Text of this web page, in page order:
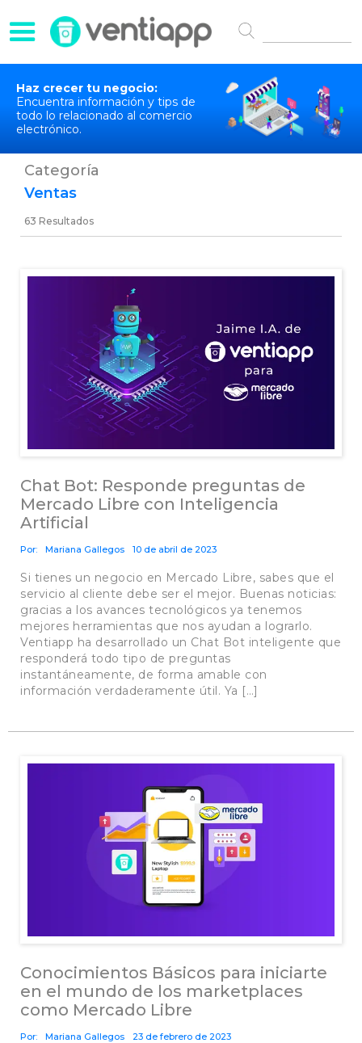
Haz crecer tu negocio:
Encuentra información y tips de
todo lo relacionado al comercio
electrónico.
Categoría
Ventas
63 Resultados
Chat Bot: Responde preguntas de
Mercado Libre con Inteligencia
Artificial
Por: Mariana Gallegos 10 de abril de 2023
Si tienes un negocio en Mercado Libre, sabes que el
servicio al cliente debe ser el mejor. Buenas noticias:
gracias a los avances tecnológicos ya tenemos
mejores herramientas que nos ayudan a lograrlo.
Ventiapp ha desarrollado un Chat Bot inteligente que
responderá todo tipo de preguntas
instantáneamente, de forma amable con
información verdaderamente útil. Ya […]
Conocimientos Básicos para iniciarte
en el mundo de los marketplaces
como Mercado Libre
Por: Mariana Gallegos 23 de febrero de 2023